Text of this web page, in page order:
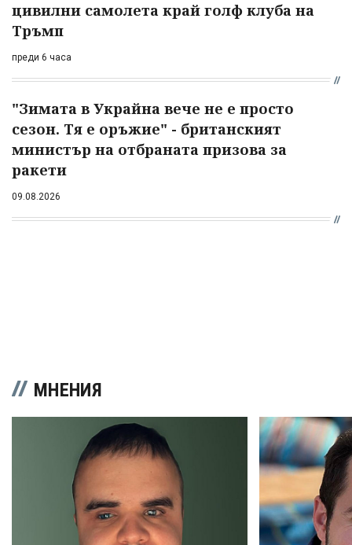
цивилни самолета край голф клуба на
Тръмп
преди 6 часа
"Зимата в Украйна вече не е просто
сезон. Тя е оръжие" - британският
министър на отбраната призова за
ракети
09.08.2026
МНЕНИЯ